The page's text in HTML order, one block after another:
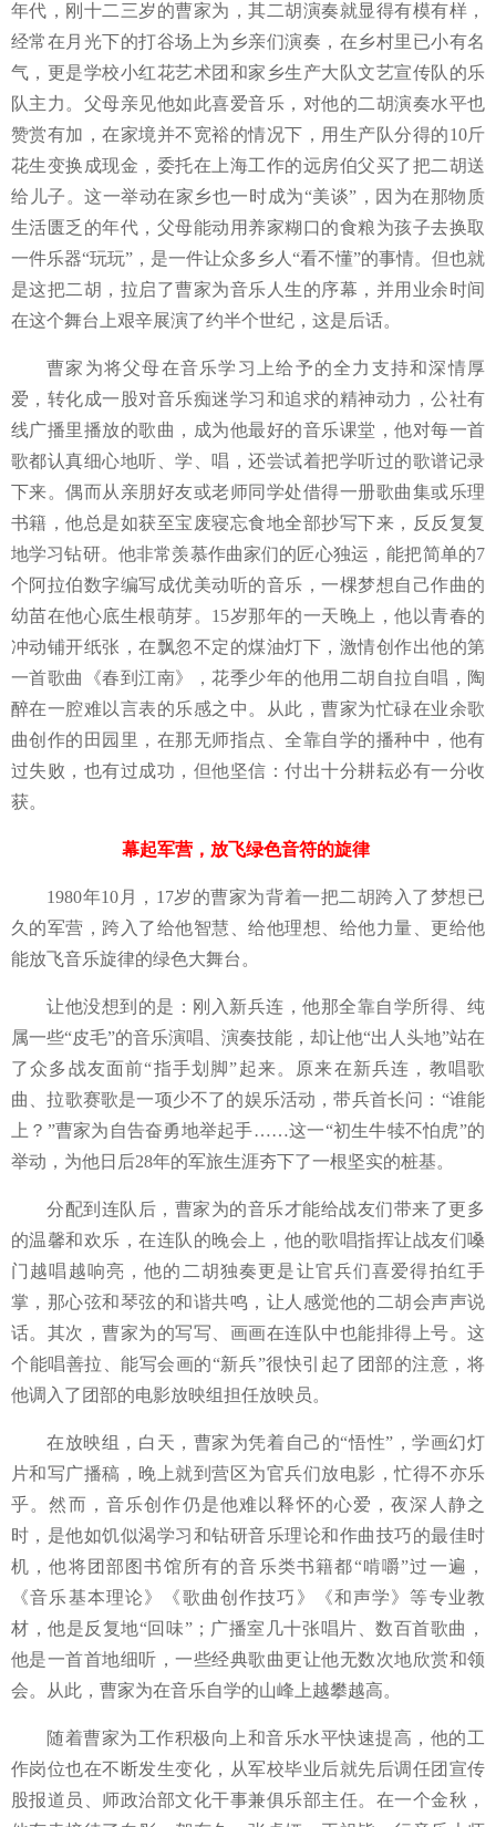
年代，刚十二三岁的曹家为，其二胡演奏就显得有模有样，
经常在月光下的打谷场上为乡亲们演奏，在乡村里已小有名
气，更是学校小红花艺术团和家乡生产大队文艺宣传队的乐
队主力。父母亲见他如此喜爱音乐，对他的二胡演奏水平也
赞赏有加，在家境并不宽裕的情况下，用生产队分得的10斤
花生变换成现金，委托在上海工作的远房伯父买了把二胡送
给儿子。这一举动在家乡也一时成为“美谈”，因为在那物质
生活匮乏的年代，父母能动用养家糊口的食粮为孩子去换取
一件乐器“玩玩”，是一件让众多乡人“看不懂”的事情。但也就
是这把二胡，拉启了曹家为音乐人生的序幕，并用业余时间
在这个舞台上艰辛展演了约半个世纪，这是后话。
曹家为将父母在音乐学习上给予的全力支持和深情厚
爱，转化成一股对音乐痴迷学习和追求的精神动力，公社有
线广播里播放的歌曲，成为他最好的音乐课堂，他对每一首
歌都认真细心地听、学、唱，还尝试着把学听过的歌谱记录
下来。偶而从亲朋好友或老师同学处借得一册歌曲集或乐理
书籍，他总是如获至宝废寝忘食地全部抄写下来，反反复复
地学习钻研。他非常羡慕作曲家们的匠心独运，能把简单的7
个阿拉伯数字编写成优美动听的音乐，一棵梦想自己作曲的
幼苗在他心底生根萌芽。15岁那年的一天晚上，他以青春的
冲动铺开纸张，在飘忽不定的煤油灯下，激情创作出他的第
一首歌曲《春到江南》，花季少年的他用二胡自拉自唱，陶
醉在一腔难以言表的乐感之中。从此，曹家为忙碌在业余歌
曲创作的田园里，在那无师指点、全靠自学的播种中，他有
过失败，也有过成功，但他坚信：付出十分耕耘必有一分收
获。
幕起军营，放飞绿色音符的旋律
1980年10月，17岁的曹家为背着一把二胡跨入了梦想已
久的军营，跨入了给他智慧、给他理想、给他力量、更给他
能放飞音乐旋律的绿色大舞台。
让他没想到的是：刚入新兵连，他那全靠自学所得、纯
属一些“皮毛”的音乐演唱、演奏技能，却让他“出人头地”站在
了众多战友面前“指手划脚”起来。原来在新兵连，教唱歌
曲、拉歌赛歌是一项少不了的娱乐活动，带兵首长问：“谁能
上？”曹家为自告奋勇地举起手……这一“初生牛犊不怕虎”的
举动，为他日后28年的军旅生涯夯下了一根坚实的桩基。
分配到连队后， 曹家为的音乐才能给战友们带来了更多
的温馨和欢乐，在连队的晚会上，他的歌唱指挥让战友们嗓
门越唱越响亮，他的二胡独奏更是让官兵们喜爱得拍红手
掌，那心弦和琴弦的和谐共鸣，让人感觉他的二胡会声声说
话。其次，曹家为的写写、画画在连队中也能排得上号。这
个能唱善拉、能写会画的“新兵”很快引起了团部的注意，将
他调入了团部的电影放映组担任放映员。
在放映组，白天，曹家为凭着自己的“悟性”，学画幻灯
片和写广播稿，晚上就到营区为官兵们放电影，忙得不亦乐
乎。然而，音乐创作仍是他难以释怀的心爱，夜深人静之
时，是他如饥似渴学习和钻研音乐理论和作曲技巧的最佳时
机，他将团部图书馆所有的音乐类书籍都“啃嚼”过一遍，
《音乐基本理论》《歌曲创作技巧》《和声学》等专业教
材，他是反复地“回味”；广播室几十张唱片、数百首歌曲，
他是一首首地细听，一些经典歌曲更让他无数次地欣赏和领
会。从此，曹家为在音乐自学的山峰上越攀越高。
随着曹家为工作积极向上和音乐水平快速提高，他的工
作岗位也在不断发生变化，从军校毕业后就先后调任团宣传
股报道员、师政治部文化干事兼俱乐部主任。在一个金秋，